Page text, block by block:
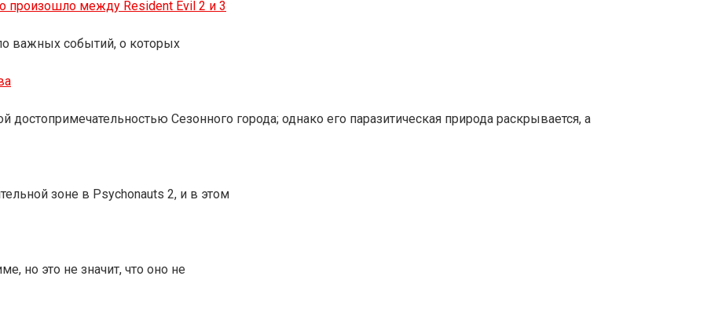
произошло между Resident Evil 2 и 3
важных событий, о которых
достопримечательностью Сезонного города; однако его паразитическая природа раскрывается, а
зоне в Psychonauts 2, и в этом
но это не значит, что оно не